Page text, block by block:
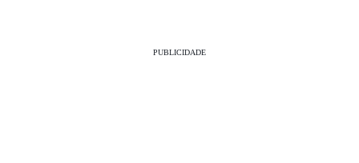
PUBLICIDADE